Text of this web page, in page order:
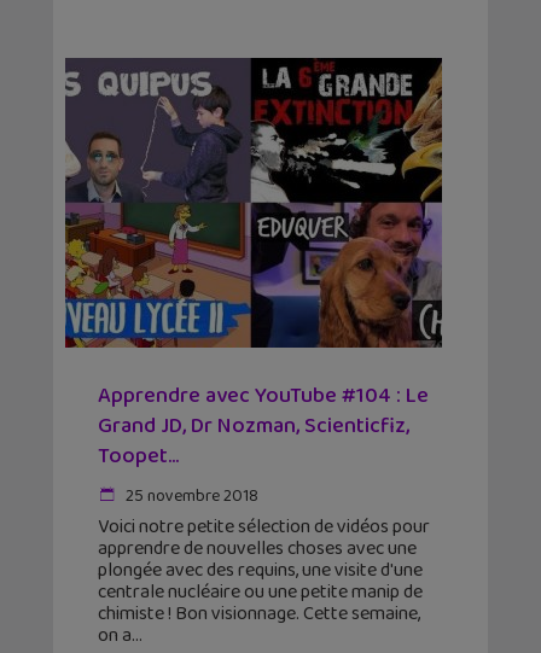
Apprendre avec YouTube #104 : Le
Grand JD, Dr Nozman, Scienticfiz,
Toopet…
25 novembre 2018
Voici notre petite sélection de vidéos pour
apprendre de nouvelles choses avec une
plongée avec des requins, une visite d'une
centrale nucléaire ou une petite manip de
chimiste ! Bon visionnage. Cette semaine,
on a